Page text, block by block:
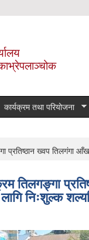
कार्यक्रम तथा परियोजना
प्रतिष्ठान ख्वप तिलगंगा
तिलगङ्गा
लागि निःशुल्क